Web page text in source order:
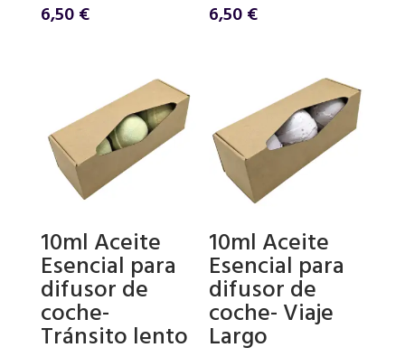
6,50€ 6,50€
10ml Aceite
Esencial para
difusor de
coche-
Tránsito lento
10ml Aceite
Esencial para
difusor de
coche- Viaje
Largo